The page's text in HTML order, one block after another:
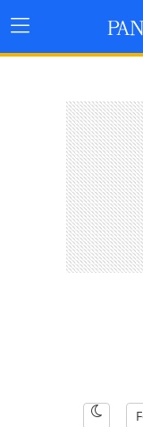
Menu
Principal